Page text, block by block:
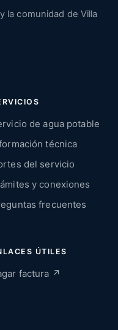
la comunidad de Villa
de agua potable
técnica
del servicio
y conexiones
frecuentes
ÚTILES
factura ↗